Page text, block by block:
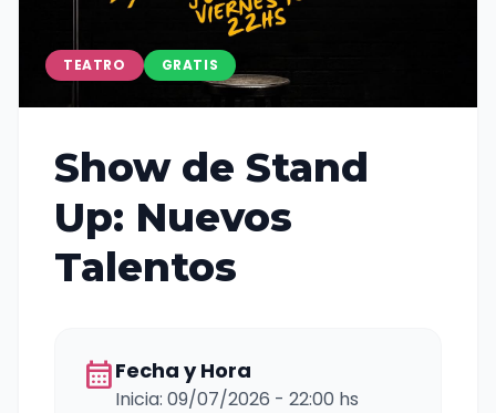
TEATRO GRATIS
Show de Stand
Up: Nuevos
Talentos
calendar_monthFecha y Hora
Inicia: 09/07/2026 - 22:00 hs